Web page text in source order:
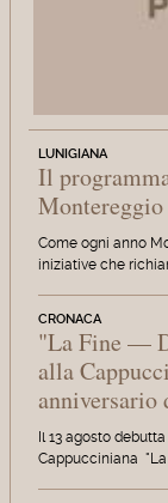
LUNIGIANA
Il
Montereggio
Come ogni anno
iniziative che
CRONACA
"La Fine —
alla
Il 13 agosto
Cappucciniana